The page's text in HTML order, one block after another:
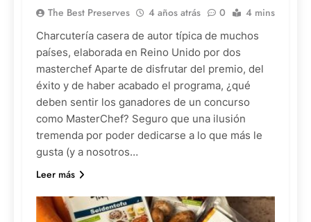
The Best Preserves 4 años atrás 0 4 mins
Charcutería casera de autor típica de muchos
países, elaborada en Reino Unido por dos
masterchef Aparte de disfrutar del premio, del
éxito y de haber acabado el programa, ¿qué
deben sentir los ganadores de un concurso
como MasterChef? Seguro que una ilusión
tremenda por poder dedicarse a lo que más le
gusta (y a nosotros…
Leer más